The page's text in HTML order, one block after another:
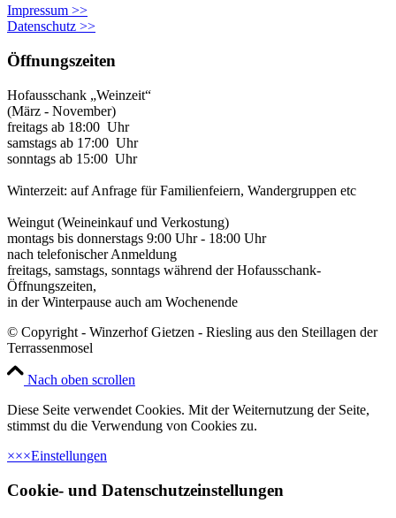
Impressum >>
Datenschutz >>
Öffnungszeiten
Hofausschank „Weinzeit“
(März - November)
freitags ab 18:00 Uhr
samstags ab 17:00 Uhr
sonntags ab 15:00 Uhr
Winterzeit: auf Anfrage für Familienfeiern, Wandergruppen etc
Weingut (Weineinkauf und Verkostung)
montags bis donnerstags 9:00 Uhr - 18:00 Uhr
nach telefonischer Anmeldung
freitags, samstags, sonntags während der Hofausschank-
Öffnungszeiten,
in der Winterpause auch am Wochenende
© Copyright - Winzerhof Gietzen - Riesling aus den Steillagen der
Terrassenmosel
Nach oben scrollen
Diese Seite verwendet Cookies. Mit der Weiternutzung der Seite,
stimmst du die Verwendung von Cookies zu.
×××Einstellungen
Cookie- und Datenschutzeinstellungen